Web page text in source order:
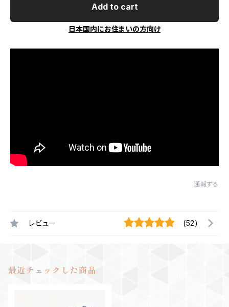
Add to cart
日本国内にお住まいの方向け
通報する
レビュー (52)
最近チェックした商品